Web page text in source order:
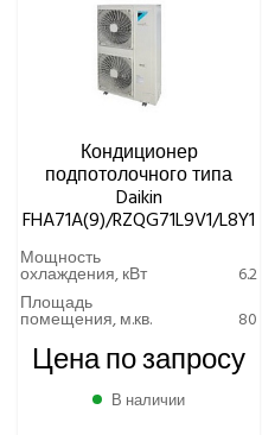
ALFACOOL
Daikin
Канальный тип
Мультисистемы
Напольный тип
Настенный тип
Полупромышленные
Кондиционеры канального
Кондиционеры колонного
Кондиционер
подпотолочного типа
Daikin
FHA71A(9)/RZQG71L9V1/L8Y1
Мощность
охлаждения, кВт
6.2
Площадь
помещения, м.кв. 80
Цена по запросу
В наличии